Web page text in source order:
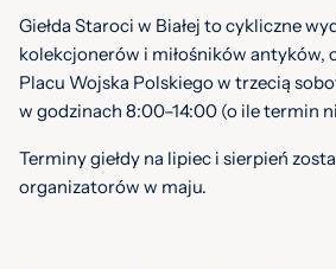
Giełda Staroci w Białej to cykliczne
kolekcjonerów i miłośników antyków,
Placu Wojska Polskiego w trzecią
w godzinach 8:00–14:00 (o ile termin
Terminy giełdy na lipiec i sierpień
organizatorów w maju.